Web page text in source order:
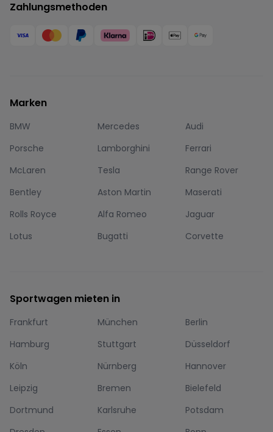
Zahlungsmethoden
Marken
BMW Mercedes
Audi
Porsche
Lamborghini
Ferrari
McLaren
Tesla
Range Rover
Bentley
Aston Martin
Maserati
Rolls Royce
Alfa Romeo
Jaguar
Lotus
Bugatti Corvette
Sportwagen mieten in
Frankfurt München
Berlin
Hamburg
Stuttgart
Düsseldorf
Köln
Nürnberg
Hannover
Leipzig
Bremen
Bielefeld
Dortmund
Karlsruhe
Potsdam